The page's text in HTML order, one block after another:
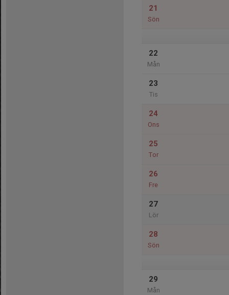
21
Sön
22
Mån
23
Tis
24
Ons
25
Tor
26
Fre
27
Lör
28
Sön
29
Mån